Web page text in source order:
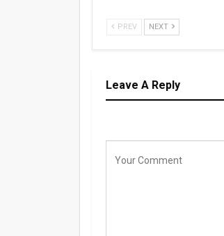
PREV NEXT
Leave A Reply